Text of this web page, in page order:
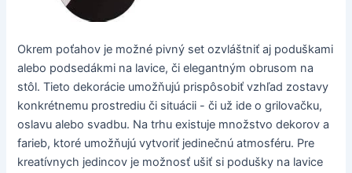
Okrem poťahov je možné pivný set ozvláštniť aj poduškami
alebo podsedákmi na lavice, či elegantným obrusom na
stôl. Tieto dekorácie umožňujú prispôsobiť vzhľad zostavy
konkrétnemu prostrediu či situácii - či už ide o grilovačku,
oslavu alebo svadbu. Na trhu existuje množstvo dekorov a
farieb, ktoré umožňujú vytvoriť jedinečnú atmosféru. Pre
kreatívnych jedincov je možnosť ušiť si podušky na lavice